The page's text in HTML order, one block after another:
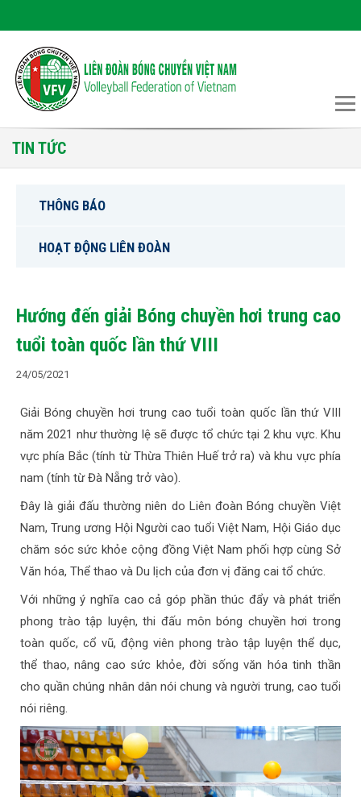
TIN TỨC
THÔNG BÁO
HOẠT ĐỘNG LIÊN ĐOÀN
Hướng đến giải Bóng chuyền hơi trung cao
tuổi toàn quốc lần thứ VIII
24/05/2021
Giải Bóng chuyền hơi trung cao tuổi toàn quốc lần thứ VIII
năm 2021 như thường lệ sẽ được tổ chức tại 2 khu vực. Khu
vực phía Bắc (tính từ Thừa Thiên Huế trở ra) và khu vực phía
nam (tính từ Đà Nẵng trở vào).
Đây là giải đấu thường niên do Liên đoàn Bóng chuyền Việt
Nam, Trung ương Hội Người cao tuổi Việt Nam, Hội Giáo dục
chăm sóc sức khỏe cộng đồng Việt Nam phối hợp cùng Sở
Văn hóa, Thể thao và Du lịch của đơn vị đăng cai tổ chức.
Với những ý nghĩa cao cả góp phần thúc đẩy và phát triển
phong trào tập luyện, thi đấu môn bóng chuyền hơi trong
toàn quốc, cổ vũ, động viên phong trào tập luyện thể dục,
thể thao, nâng cao sức khỏe, đời sống văn hóa tinh thần
cho quần chúng nhân dân nói chung và người trung, cao tuổi
nói riêng.